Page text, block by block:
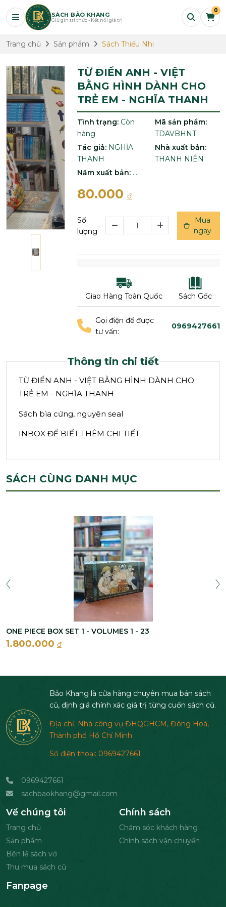
SÁCH BẢO KHANG
Giữ gìn tri thức - Kết nối giá trị
0
Trang chủ Sản phẩm Sách Thiếu Nhi
TỪ ĐIỂN ANH - VIỆT
BẰNG HÌNH DÀNH CHO
TRẺ EM - NGHĨA THANH
Tình trạng: Còn
hàng
Mã sản phẩm:
TDAVBHNT
Tác giả: NGHĨA
THANH
Nhà xuất bản:
THANH NIÊN
Năm xuất bản: ....
80.000 đ
Số
lượng
Mua
ngay
Giao Hàng Toàn Quốc Sách Gốc
Gọi điện để được
tư vấn:
0969427661
Thông tin chi tiết
TỪ ĐIỂN ANH - VIỆT BẰNG HÌNH DÀNH CHO
TRẺ EM - NGHĨA THANH
Sách bìa cứng, nguyên seal
INBOX ĐỂ BIẾT THÊM CHI TIẾT
SÁCH CÙNG DANH MỤC
ONE PIECE BOX SET 1 - VOLUMES 1 - 23
1.800.000 đ
Bảo Khang là cửa hàng chuyên mua bán sách
cũ, định giá chính xác giá trị từng cuốn sách cũ.
Địa chỉ: Nhà công vụ ĐHQGHCM, Đông Hoà,
Thành phố Hồ Chí Minh
Số điện thoại: 0969427661
0969427661
sachbaokhang@gmail.com
Về chúng tôi
Trang chủ
Sản phẩm
Bên lề sách vở
Thu mua sách cũ
Chính sách
Chăm sóc khách hàng
Chính sách vận chuyển
Fanpage